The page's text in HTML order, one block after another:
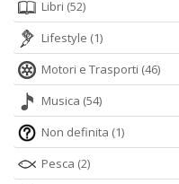
Libri (52)
Lifestyle (1)
Motori e Trasporti (46)
Musica (54)
Non definita (1)
Pesca (2)